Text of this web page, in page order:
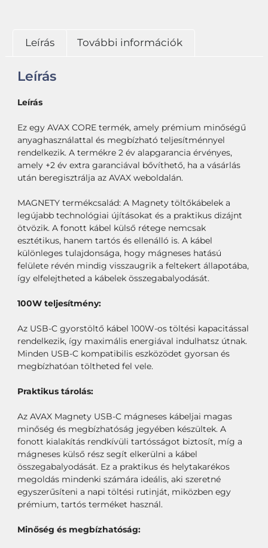
Leírás További információk
Leírás
Leírás
Ez egy AVAX CORE termék, amely prémium minőségű
anyaghasználattal és megbízható teljesítménnyel
rendelkezik. A termékre 2 év alapgarancia érvényes,
amely +2 év extra garanciával bővíthető, ha a vásárlás
után beregisztrálja az AVAX weboldalán.
MAGNETY termékcsalád: A Magnety töltőkábelek a
legújabb technológiai újításokat és a praktikus dizájnt
ötvözik. A fonott kábel külső rétege nemcsak
esztétikus, hanem tartós és ellenálló is. A kábel
különleges tulajdonsága, hogy mágneses hatású
felülete révén mindig visszaugrik a feltekert állapotába,
így elfelejtheted a kábelek összegabalyodását.
100W teljesítmény:
Az USB-C gyorstöltő kábel 100W-os töltési kapacitással
rendelkezik, így maximális energiával indulhatsz útnak.
Minden USB-C kompatibilis eszközödet gyorsan és
megbízhatóan töltheted fel vele.
Praktikus tárolás:
Az AVAX Magnety USB-C mágneses kábeljai magas
minőség és megbízhatóság jegyében készültek. A
fonott kialakítás rendkívüli tartósságot biztosít, míg a
mágneses külső rész segít elkerülni a kábel
összegabalyodását. Ez a praktikus és helytakarékos
megoldás mindenki számára ideális, aki szeretné
egyszerűsíteni a napi töltési rutinját, miközben egy
prémium, tartós terméket használ.
Minőség és megbízhatóság: